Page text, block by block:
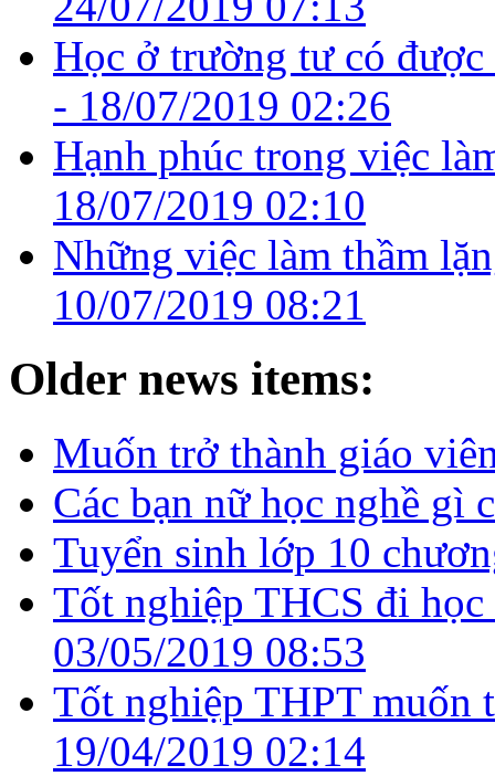
Học ở trường tư có
- 18/07/2019 02:26
Hạnh phúc trong việc
18/07/2019 02:10
Những việc làm thầm
10/07/2019 08:21
Older news items:
Muốn trở thành giáo
Các bạn nữ học nghề gì
Tuyển sinh lớp 10
Tốt nghiệp THCS đi
03/05/2019 08:53
Tốt nghiệp THPT muốn
19/04/2019 02:14